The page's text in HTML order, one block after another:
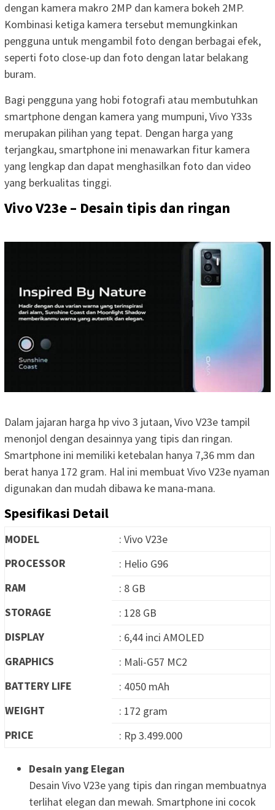
dengan kamera makro 2MP dan kamera bokeh 2MP.
Kombinasi ketiga kamera tersebut memungkinkan
pengguna untuk mengambil foto dengan berbagai efek,
seperti foto close-up dan foto dengan latar belakang
buram.
Bagi pengguna yang hobi fotografi atau membutuhkan
smartphone dengan kamera yang mumpuni, Vivo Y33s
merupakan pilihan yang tepat. Dengan harga yang
terjangkau, smartphone ini menawarkan fitur kamera
yang lengkap dan dapat menghasilkan foto dan video
yang berkualitas tinggi.
Vivo V23e – Desain tipis dan ringan
Dalam jajaran harga hp vivo 3 jutaan, Vivo V23e tampil
menonjol dengan desainnya yang tipis dan ringan.
Smartphone ini memiliki ketebalan hanya 7,36 mm dan
berat hanya 172 gram. Hal ini membuat Vivo V23e nyaman
digunakan dan mudah dibawa ke mana-mana.
Spesifikasi Detail
MODEL
: Vivo V23e
PROCESSOR
: Helio G96
RAM
: 8 GB
STORAGE
: 128 GB
DISPLAY
: 6,44 inci AMOLED
GRAPHICS
: Mali-G57 MC2
BATTERY LIFE
: 4050 mAh
WEIGHT
: 172 gram
PRICE
: Rp 3.499.000
Desain yang Elegan
Desain Vivo V23e yang tipis dan ringan membuatnya
terlihat elegan dan mewah. Smartphone ini cocok